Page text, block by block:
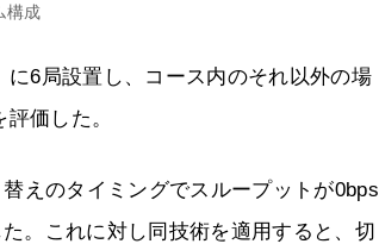
構成
6局設置し、コース内のそれ以外の場
価した。
えのタイミングでスループットが0bps
。これに対し同技術を適用すると、切